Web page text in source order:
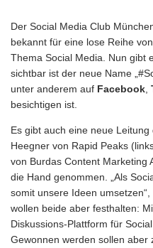
Der Social Media Club
bekannt für eine lose Reihe
Thema Social Media. Nun gibt
sichtbar ist der neue Name
unter anderem auf Facebook
besichtigen ist.
Es gibt auch eine neue
Heegner von Rapid Peaks
von Burdas Content Marketing
die Hand genommen. „Als
somit unsere Ideen
wollen beide aber festhalten:
Diskussions-Plattform für
Gewonnen werden sollen aber